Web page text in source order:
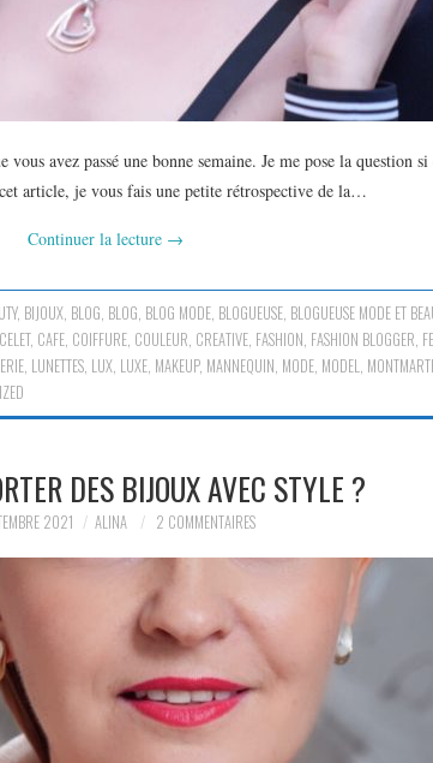
vous avez passé une bonne semaine. Je me pose la question si
article, je vous fais une petite rétrospective de la…
Continuer la lecture →
, BIJOUX, BLOG, BLOG, BLOG MODE, BLOGUEUSE, BLOGUEUSE MODE ET
, CAFE, COIFFURE, COULEUR, CREATIVE, FASHION, FASHION BLOGGER,
, LUNETTES, LUX, LUXE, MAKEUP, MANNEQUIN, MODE, MODEL,
DES BIJOUX AVEC STYLE ?
2021 ALINA 2 COMMENTAIRES